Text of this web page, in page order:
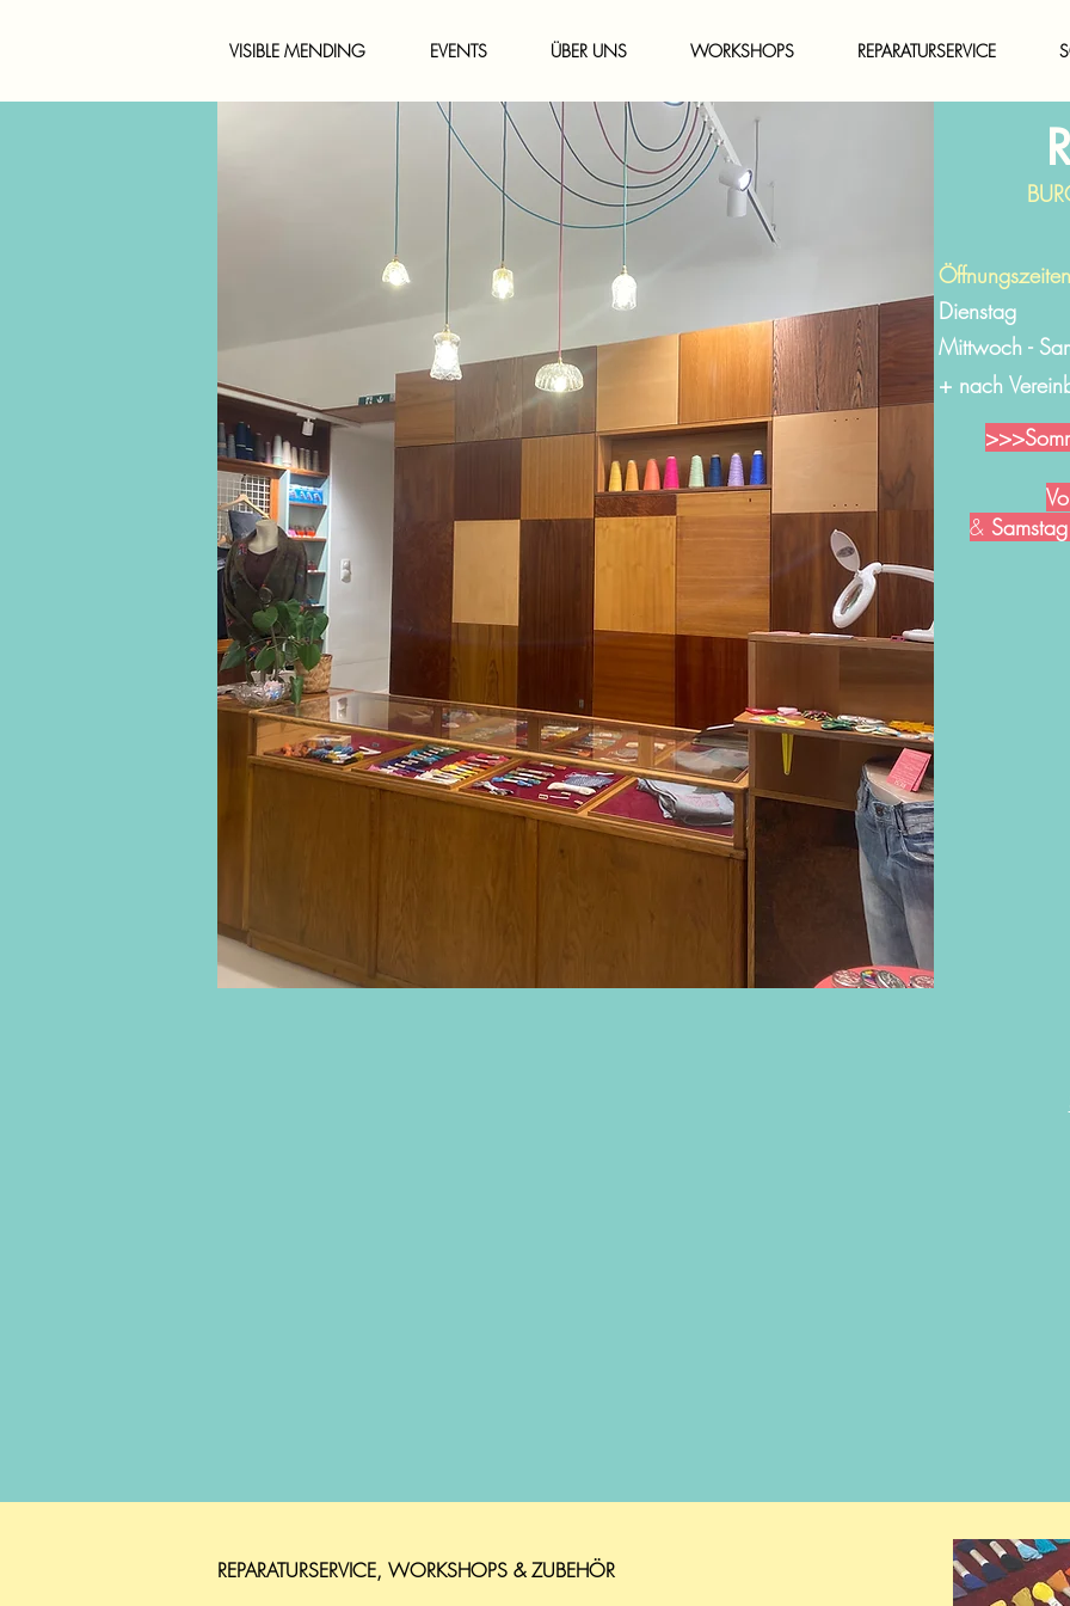
VISIBLE MENDING EVENTS ÜBER UNS WORKSHOPS REPARATURSERVICE
Mittwoch -
+ nach
&
REPARATURSERVICE, WORKSHOPS & ZUBEHÖR